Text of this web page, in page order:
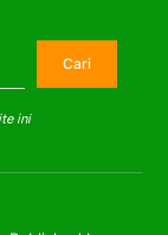
Cari
ini